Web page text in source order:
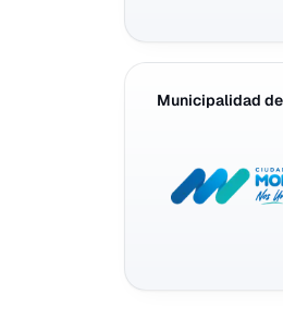
Municipalidad